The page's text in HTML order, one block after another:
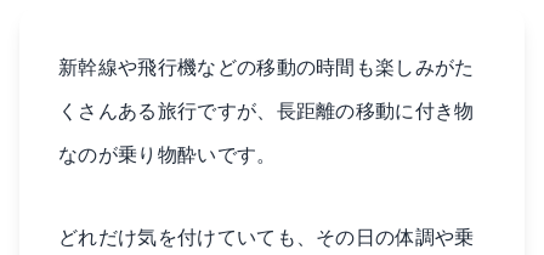
新幹線や飛行機などの移動の時間も楽しみがた
くさんある旅行ですが、長距離の移動に付き物
なのが乗り物酔いです。
どれだけ気を付けていても、その日の体調や乗